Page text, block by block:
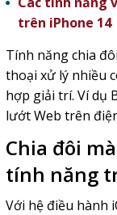
trên iPhone 14
Tính năng chia
thoại xử lý nhiều
hợp giải trí. Ví dụ
lướt Web trên
Chia đôi
tính năng
Với hệ điều hành